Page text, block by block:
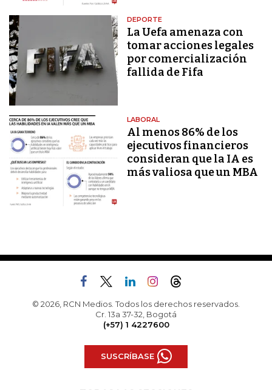
DEPORTE
La Uefa amenaza con
tomar acciones legales
por comercialización
fallida de Fifa
LABORAL
Al menos 86% de los
ejecutivos financieros
consideran que la IA es
más valiosa que un MBA
© 2026, RCN Medios. Todos los derechos reservados.
Cr. 13a 37-32, Bogotá
(+57) 1 4227600
SUSCRÍBASE